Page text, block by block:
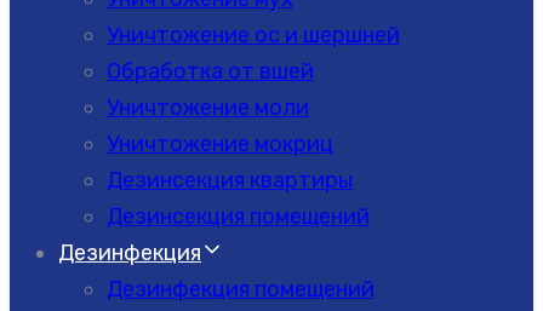
Уничтожение ос и шершней
Обработка от вшей
Уничтожение моли
Уничтожение мокриц
Дезинсекция квартиры
Дезинсекция помещений
Дезинфекция
Дезинфекция помещений